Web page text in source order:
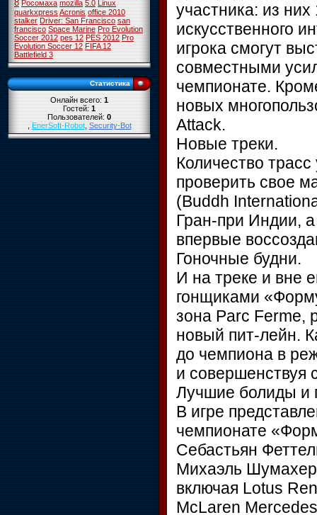
8 Росомаха mozilla 5.0 Linux
quarkxpressAcronis office 2010
stalker Driver: San Francisco san
francisco Space Marine Pro Evolution
Soccer 2012 pes 12 PES 2012 Pro
Evolution Soccer 12 FIFA 12
Battlefield 3
Статистика
Онлайн всего:1
Гостей:1
Пользователей:0
,EnerSoft-Robot,Security-Bot
участника: из
искусственного
игрока смогут
совместными
чемпионате.
новых
Attack.
Новые треки.
Количество
проверить свое
(Buddh
Гран-при Индии,
впервые
Гоночные будни.
И на треке и вне
гонщиками
зона Parc Ferme,
новый пит-лейн.
до чемпиона в
и совершенствуя
Лучшие болиды и
В игре
чемпионате
Себастьян
Михаэль
включая Lotus
McLaren